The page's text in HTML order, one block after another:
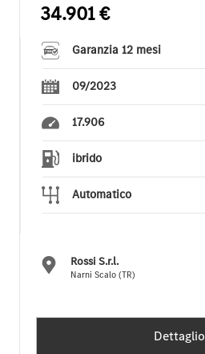
34.901 €
Garanzia 12 mesi
09/2023
17.906
ibrido
Automatico
Rossi S.r.l.
Narni Scalo (TR)
Dettaglio